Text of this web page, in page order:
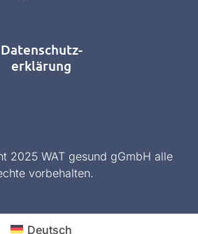
Datenschutz-
erklärung
2025 WAT gesund gGmbH alle
vorbehalten.
Deutsch